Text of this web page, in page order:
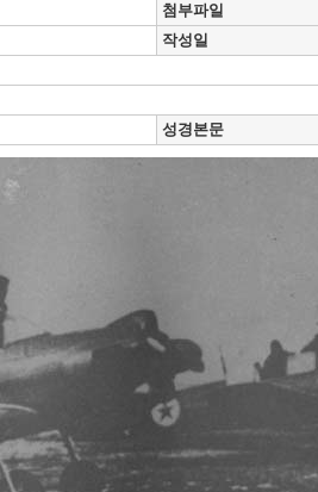
첨부파일
작성일
성경본문